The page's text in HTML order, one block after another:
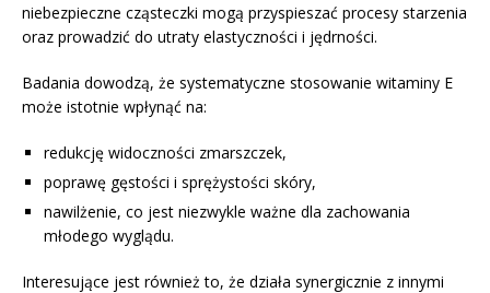
niebezpieczne cząsteczki mogą przyspieszać procesy starzenia
oraz prowadzić do utraty elastyczności i jędrności.
Badania dowodzą, że systematyczne stosowanie witaminy E
może istotnie wpłynąć na:
redukcję widoczności zmarszczek,
poprawę gęstości i sprężystości skóry,
nawilżenie, co jest niezwykle ważne dla zachowania
młodego wyglądu.
Interesujące jest również to, że działa synergicznie z innymi